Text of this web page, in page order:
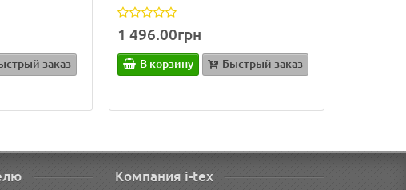
заказ
1 496.00грн
В корзину Быстрый заказ
Компания i-tex